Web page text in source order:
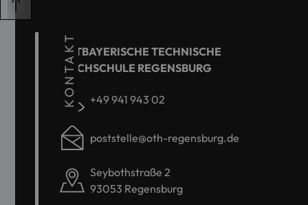
KONTAKT
OSTBAYERISCHE TECHNISCHE
HOCHSCHULE REGENSBURG
+49 941 943 02
poststelle@oth-regensburg.de
Seybothstraße 2
93053 Regensburg